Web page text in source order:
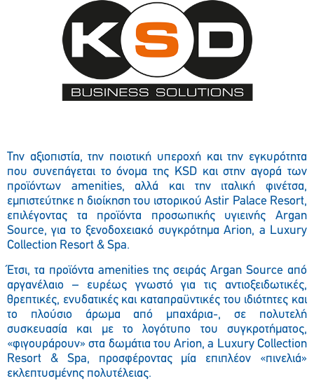
Την αξιοπιστία, την ποιοτική υπεροχή και την εγκυρότητα
που συνεπάγεται το όνομα της KSD και στην αγορά των
προϊόντων amenities, αλλά και την ιταλική φινέτσα,
εμπιστεύτηκε η διοίκηση του ιστορικού Astir Palace Resort,
επιλέγοντας τα προϊόντα προσωπικής υγιεινής Argan
Source, για το ξενοδοχειακό συγκρότημα Arion, a Luxury
Collection Resort & Spa.
Έτσι, τα προϊόντα amenities της σειράς Argan Source από
αργανέλαιο – ευρέως γνωστό για τις αντιοξειδωτικές,
θρεπτικές, ενυδατικές και καταπραϋντικές του ιδιότητες και
το πλούσιο άρωμα από μπαχάρια-, σε πολυτελή
συσκευασία και με το λογότυπο του συγκροτήματος,
«φιγουράρουν» στα δωμάτια του Arion, a Luxury Collection
Resort & Spa, προσφέροντας μία επιπλέον «πινελιά»
εκλεπτυσμένης πολυτέλειας.